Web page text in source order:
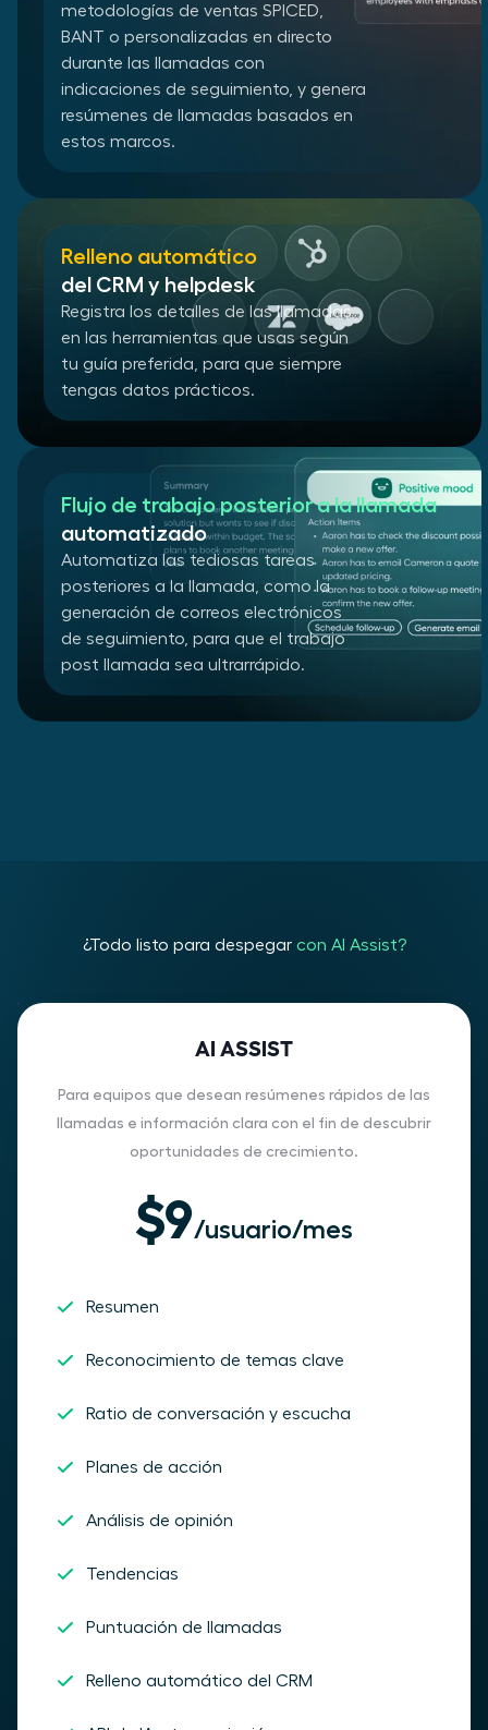
metodologías de ventas SPICED,
BANT o personalizadas en directo
durante las llamadas con
indicaciones de seguimiento, y genera
resúmenes de llamadas basados en
estos marcos.
Relleno automático
del CRM y helpdesk
Registra los detalles de las llamadas
en las herramientas que usas según
tu guía preferida, para que siempre
tengas datos prácticos.
Flujo de trabajo posterior a la llamada
automatizado
Automatiza las tediosas tareas
posteriores a la llamada, como la
generación de correos electrónicos
de seguimiento, para que el trabajo
post llamada sea ultrarrápido.
¿Todo listo para despegar con AI Assist?
AI ASSIST
Para equipos que desean resúmenes rápidos de las
llamadas e información clara con el fin de descubrir
oportunidades de crecimiento.
$9/usuario/mes
Resumen
Reconocimiento de temas clave
Ratio de conversación y escucha
Planes de acción
Análisis de opinión
Tendencias
Puntuación de llamadas
Relleno automático del CRM